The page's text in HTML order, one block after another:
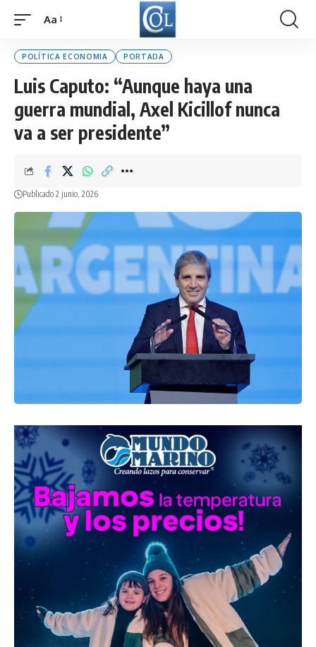
Font
Aa
POLÍTICA ECONOMIA PORTADA
Luis Caputo: “Aunque haya una
guerra mundial, Axel Kicillof nunca
va a ser presidente”
Publicado 2 junio, 2026